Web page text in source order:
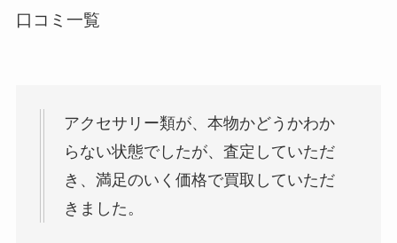
口コミ一覧
アクセサリー類が、本物かどうかわか
らない状態でしたが、査定していただ
き、満足のいく価格で買取していただ
きました。